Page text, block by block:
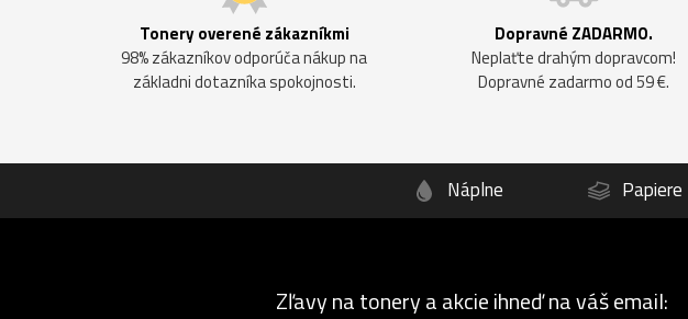
Tonery overené zákazníkmi
98% zákazníkov odporúča nákup na
základni dotazníka spokojnosti.
Dopravné ZADARMO.
Neplaťte drahým dopravcom!
Dopravné zadarmo od 59 €.
Náplne Papiere
Zľavy na tonery a akcie ihneď na váš email: